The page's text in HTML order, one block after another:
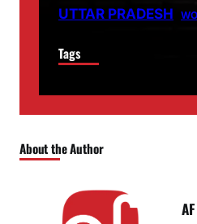
UTTAR PRADESH
Tags
About the Author